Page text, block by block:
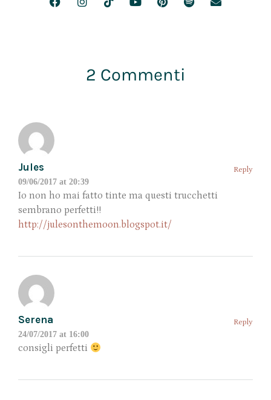
2 Commenti
Jules
09/06/2017 at 20:39
Reply
Io non ho mai fatto tinte ma questi trucchetti
sembrano perfetti!!
http://julesonthemoon.blogspot.it/
Serena
24/07/2017 at 16:00
Reply
consigli perfetti